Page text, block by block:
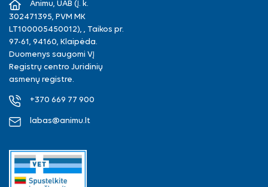
Animu, UAB (Į. k.
302471395, PVM MK
LT100005450012), , Taikos pr.
97-61, 94160, Klaipėda.
Duomenys saugomi VĮ
Registrų centro Juridinių
asmenų registre.
+370 669 77 900
labas@animu.lt